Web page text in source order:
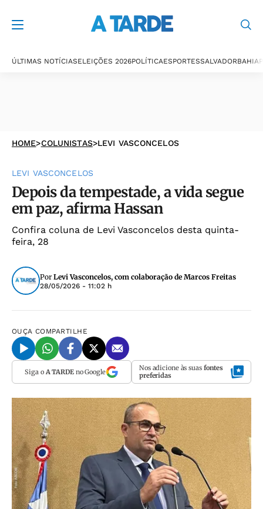
ÚLTIMAS NOTÍCIASELEIÇÕES 2026POLÍTICAESPORTESSALVADORBAHIA
HOME>COLUNISTAS>LEVI VASCONCELOS
LEVI VASCONCELOS
Depois da tempestade, a vida segue
em paz, afirma Hassan
Confira coluna de Levi Vasconcelos desta quinta-
feira, 28
Por Levi Vasconcelos, com colaboração de Marcos Freitas
28/05/2026 - 11:02 h
OUÇA COMPARTILHE
Siga o A TARDEno Google Nos adicione às suas fontes
preferidas